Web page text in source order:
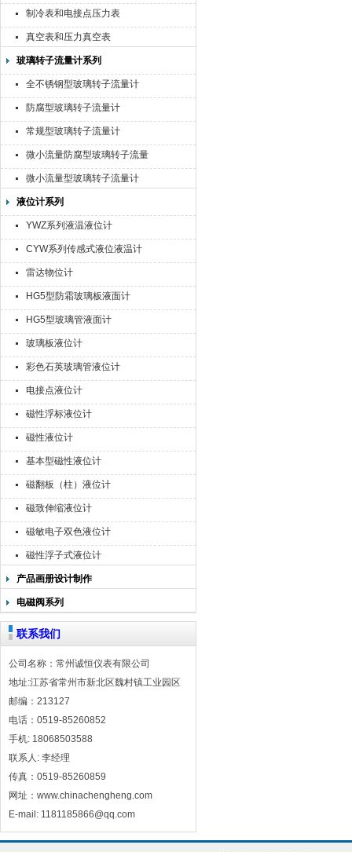
制冷表和电接点压力表
真空表和压力真空表
玻璃转子流量计系列
全不锈钢型玻璃转子流量计
防腐型玻璃转子流量计
常规型玻璃转子流量计
微小流量防腐型玻璃转子流量
计
微小流量型玻璃转子流量计
液位计系列
YWZ系列液温液位计
CYW系列传感式液位液温计
雷达物位计
HG5型防霜玻璃板液面计
HG5型玻璃管液面计
玻璃板液位计
彩色石英玻璃管液位计
电接点液位计
磁性浮标液位计
磁性液位计
基本型磁性液位计
磁翻板（柱）液位计
磁致伸缩液位计
磁敏电子双色液位计
磁性浮子式液位计
产品画册设计制作
电磁阀系列
联系我们
公司名称：常州诚恒仪表有限公司
地址:江苏省常州市新北区魏村镇工业园区
邮编：213127
电话：0519-85260852
手机: 18068503588
联系人: 李经理
传真：0519-85260859
网址：www.chinachengheng.com
E-mail: 1181185866@qq.com